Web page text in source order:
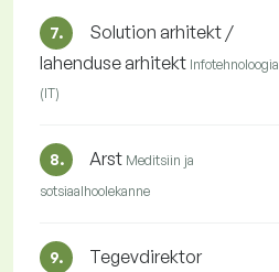
7.
Solution arhitekt /
lahenduse arhitekt Infotehnoloogia
(IT)
8. Arst Meditsiin ja
sotsiaalhoolekanne
9. Tegevdirektor